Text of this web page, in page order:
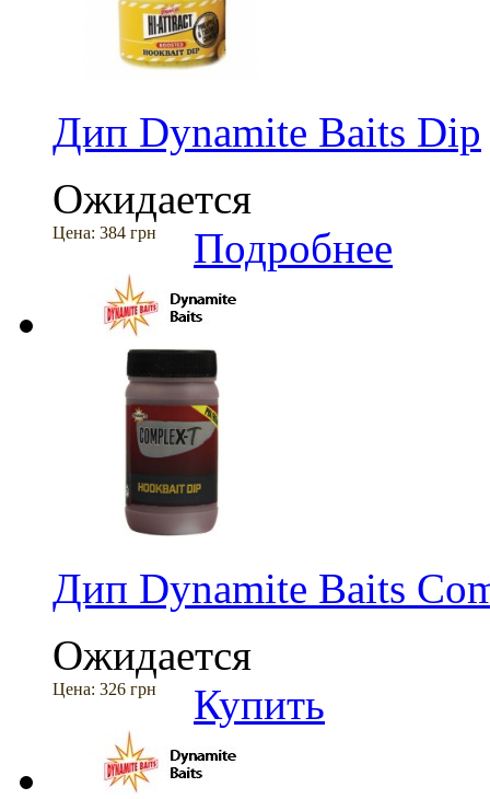
Дип Dynamite Baits Dip
Ожидается
Цена: 384 грн Подробнее
Дип Dynamite Baits
Ожидается
Цена: 326 грн Купить